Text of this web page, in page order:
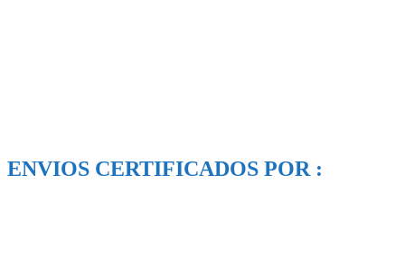
ENVIOS CERTIFICADOS POR :